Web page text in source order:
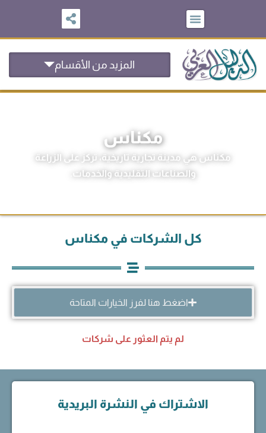
المحتوى
المزيد من الأقسام
مكناس
مكناس هي مدينة تجارية تاريخية، تركز على الزراعة
والصناعات التقليدية والخدمات.
كل الشركات في مكناس
اضغط هنا لفرز الخيارات المتاحة
لم يتم العثور على شركات
الاشتراك في النشرة البريدية